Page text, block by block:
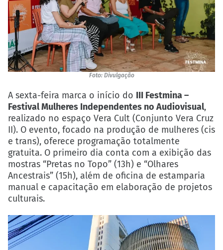
Foto: Divulgação
A sexta-feira marca o início do III Festmina –
Festival Mulheres Independentes no Audiovisual,
realizado no espaço Vera Cult (Conjunto Vera Cruz
II). O evento, focado na produção de mulheres (cis
e trans), oferece programação totalmente
gratuita. O primeiro dia conta com a exibição das
mostras “Pretas no Topo” (13h) e “Olhares
Ancestrais” (15h), além de oficina de estamparia
manual e capacitação em elaboração de projetos
culturais.